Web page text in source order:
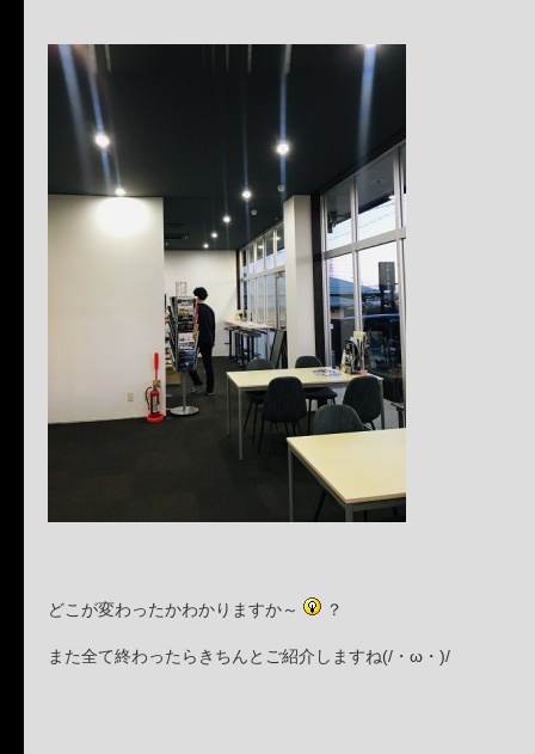
どこが変わったかわかりますか～ ？
また全て終わったらきちんとご紹介しますね(/・ω・)/